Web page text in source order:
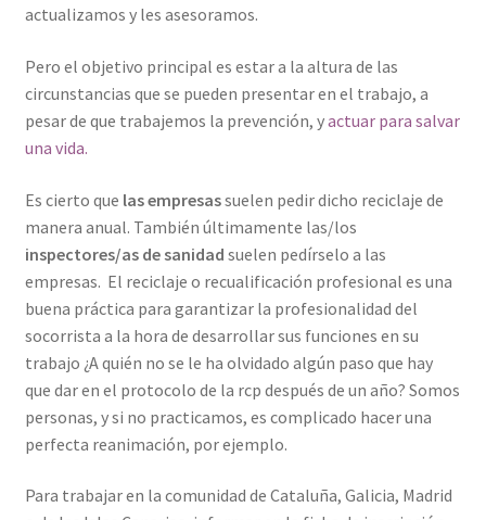
actualizamos y les asesoramos.
Pero el objetivo principal es estar a la altura de las
circunstancias que se pueden presentar en el trabajo, a
pesar de que trabajemos la prevención, yactuar para salvar
una vida.
Es cierto que las empresassuelen pedir dicho reciclaje de
manera anual. También últimamente las/los
inspectores/as de sanidad suelen pedírselo a las
empresas. El reciclaje o recualificación profesional es una
buena práctica para garantizar la profesionalidad del
socorrista a la hora de desarrollar sus funciones en su
trabajo ¿A quién no se le ha olvidado algún paso que hay
que dar en el protocolo de la rcp después de un año? Somos
personas, y si no practicamos, es complicado hacer una
perfecta reanimación, por ejemplo.
Para trabajar en la comunidad de Cataluña, Galicia, Madrid